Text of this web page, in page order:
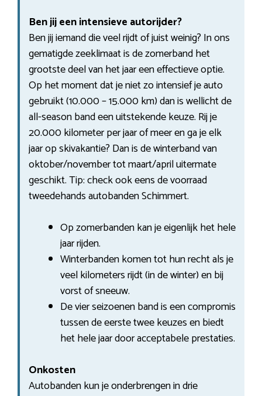
Ben jij een intensieve autorijder?
Ben jij iemand die veel rijdt of juist weinig? In ons
gematigde zeeklimaat is de zomerband het
grootste deel van het jaar een effectieve optie.
Op het moment dat je niet zo intensief je auto
gebruikt (10.000 – 15.000 km) dan is wellicht de
all-season band een uitstekende keuze. Rij je
20.000 kilometer per jaar of meer en ga je elk
jaar op skivakantie? Dan is de winterband van
oktober/november tot maart/april uitermate
geschikt. Tip: check ook eens de voorraad
tweedehands autobanden Schimmert.
Op zomerbanden kan je eigenlijk het hele
jaar rijden.
Winterbanden komen tot hun recht als je
veel kilometers rijdt (in de winter) en bij
vorst of sneeuw.
De vier seizoenen band is een compromis
tussen de eerste twee keuzes en biedt
het hele jaar door acceptabele prestaties.
Onkosten
Autobanden kun je onderbrengen in drie